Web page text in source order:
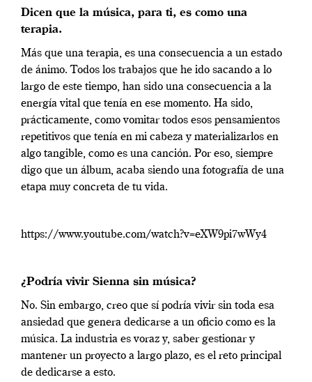
Dicen que la música, para ti, es como una
terapia.
Más que una terapia, es una consecuencia a un estado
de ánimo. Todos los trabajos que he ido sacando a lo
largo de este tiempo, han sido una consecuencia a la
energía vital que tenía en ese momento. Ha sido,
prácticamente, como vomitar todos esos pensamientos
repetitivos que tenía en mi cabeza y materializarlos en
algo tangible, como es una canción. Por eso, siempre
digo que un álbum, acaba siendo una fotografía de una
etapa muy concreta de tu vida.
https://www.youtube.com/watch?v=eXW9pi7wWy4
¿Podría vivir Sienna sin música?
No. Sin embargo, creo que sí podría vivir sin toda esa
ansiedad que genera dedicarse a un oficio como es la
música. La industria es voraz y, saber gestionar y
mantener un proyecto a largo plazo, es el reto principal
de dedicarse a esto.